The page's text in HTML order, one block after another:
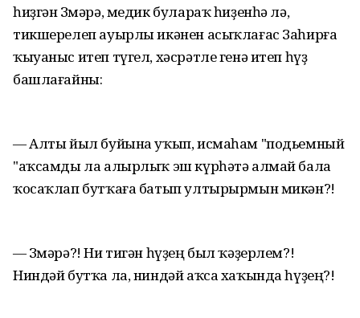
һиҙгән Зөмәрә, медик булараҡ һиҙенһә лә,
тикшерелеп ауырлы икәнен асыҡлағас Заһирға
ҡыуаныс итеп түгел, хәсрәтле генә итеп һүҙ
башлағайны:
— Алты йыл буйына уҡып, исмаһам "подьемный
"аҡсамды ла алырлыҡ эш күрһәтә алмай бала
ҡосаҡлап бутҡаға батып ултырырмын микән?!
— Зөмәрә?! Ни тигән һүҙең был ҡәҙерлем?!
Ниндәй бутҡа ла, ниндәй аҡса хаҡында һүҙең?!